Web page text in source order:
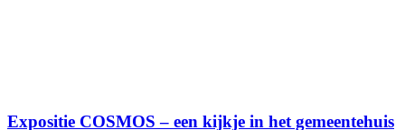
Expositie COSMOS – een kijkje in het gemeentehuis